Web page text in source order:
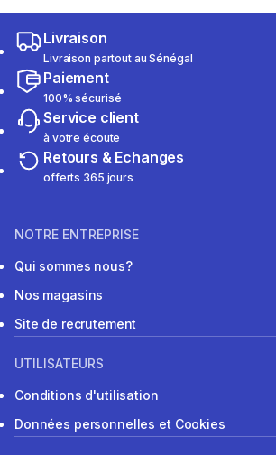
Livraison
Livraison partout au Sénégal
Paiement
100% sécurisé
Service client
à votre écoute
Retours & Echanges
offerts 365 jours
NOTRE ENTREPRISE
Qui sommes nous?
Nos magasins
Site de recrutement
UTILISATEURS
Conditions d'utilisation
Données personnelles et Cookies